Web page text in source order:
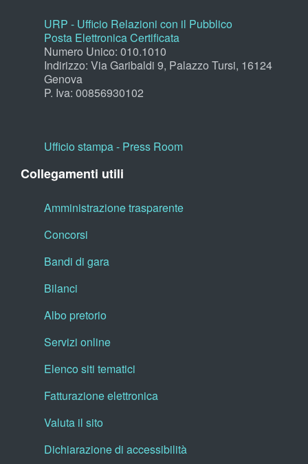
URP - Ufficio Relazioni con il Pubblico
Posta Elettronica Certificata
Numero Unico: 010.1010
Indirizzo: Via Garibaldi 9, Palazzo Tursi, 16124
Genova
P. Iva: 00856930102
Ufficio stampa - Press Room
Collegamenti utili
Amministrazione trasparente
Concorsi
Bandi di gara
Bilanci
Albo pretorio
Servizi online
Elenco siti tematici
Fatturazione elettronica
Valuta il sito
Dichiarazione di accessibilità